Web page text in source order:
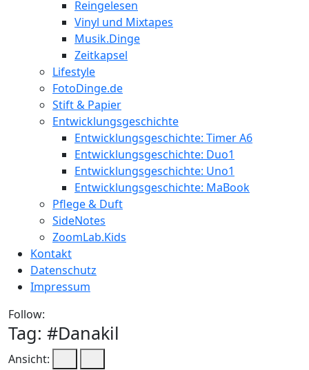
Reingelesen
Vinyl und Mixtapes
Musik.Dinge
Zeitkapsel
Lifestyle
FotoDinge.de
Stift & Papier
Entwicklungsgeschichte
Entwicklungsgeschichte: Timer A6
Entwicklungsgeschichte: Duo1
Entwicklungsgeschichte: Uno1
Entwicklungsgeschichte: MaBook
Pflege & Duft
SideNotes
ZoomLab.Kids
Kontakt
Datenschutz
Impressum
Follow:
Tag: #Danakil
Ansicht: